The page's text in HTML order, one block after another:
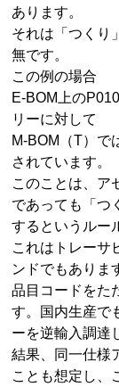
あります。
それは「つくり
無です。
この例の場合
E-BOM上の
リーに対して
M-BOM（T）で
されています。
このことは、ア
であっても「つ
するというルー
これはトレーサ
ンドでもありま
品目コードをた
す。国内生産で
ーを逆輸入調達
結果、同一仕様
ことも想定し、